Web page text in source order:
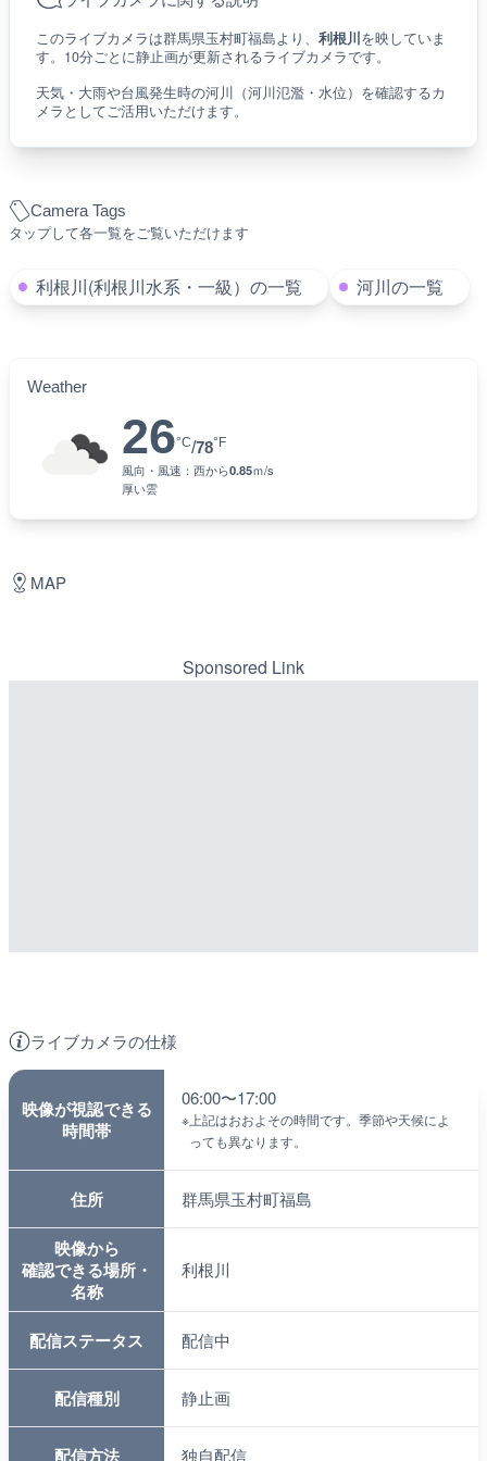
Camera Tags
タップして各一覧をご覧いただけます
利根川(利根川水系・一級）の一覧 河川の一覧
Weather
26°C/78°F
風向・風速： 西から0.85ｍ/s
厚い雲
このライブカメラは群馬県玉村町福島より、 利根川を映していま
す。10分ごとに静止画が更新されるライブカメラです。
天気・大雨や台風発生時の河川（河川氾濫・水位）を確認するカ
メラとしてご活用いただけます。
ライブカメラの仕様
映像が視認できる
時間帯
06:00〜17:00
※ 上記はおおよその時間です。季節や天候によ
っても異なります。
住所 群馬県玉村町福島
映像から
確認できる場所・
名称
利根川
配信ステータス 配信中
配信種別 静止画
配信方法 独自配信
MAP
Sponsored Link